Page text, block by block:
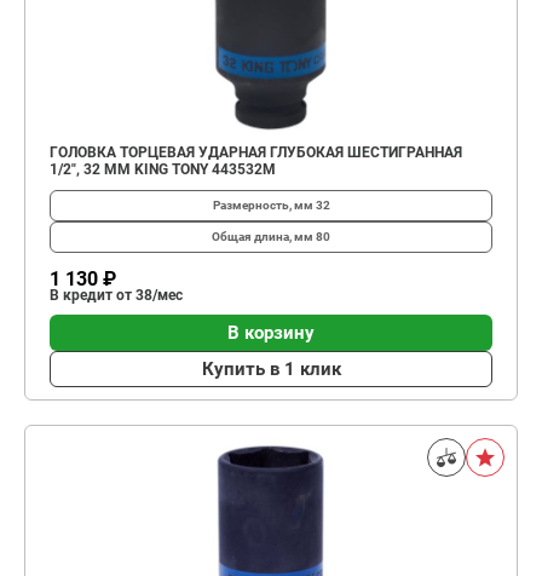
ГОЛОВКА ТОРЦЕВАЯ УДАРНАЯ ГЛУБОКАЯ ШЕСТИГРАННАЯ
1/2", 32 ММ KING TONY 443532M
Размерность, мм 32
Общая длина, мм 80
1 130 ₽
В кредит от 38/мес
В корзину
Купить в 1 клик